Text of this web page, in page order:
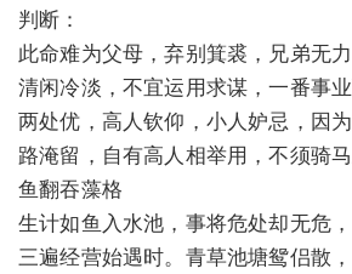
判断：
此命难为父母，弃别箕裘，兄弟无
清闲冷淡，不宜运用求谋，一番事
两处优，高人钦仰，小人妒忌，因
路淹留，自有高人相举用，不须骑马
鱼翻吞藻格
生计如鱼入水池，事将危处却无危
三遍经营始遇时。青草池塘鸳侣散